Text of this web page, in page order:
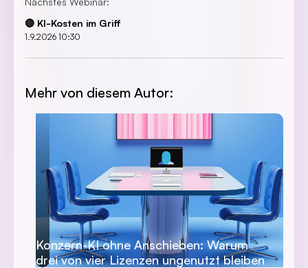
🔴 KI-Kosten im Griff
1.9.2026 10:30
Mehr von diesem Autor:
Konzern-KI ohne Anschieben: Warum
drei von vier Lizenzen ungenutzt bleiben